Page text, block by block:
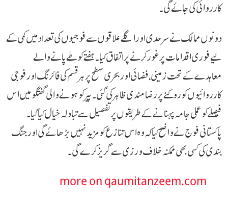
کارروائی کی جائے گی۔
دونوں ممالک نے سرحدی اور اگلے علاقوں سے فوجیوں کی تعداد میں کمی کے
لیے فوری اقدامات پر غور کرنے پر اتفاق کیا۔ ہفتے کو طے پانے والے
معاہدے کے تحت زمینی، فضائی اور بحری سطح پر ہر قسم کی فائرنگ اور فوجی
کارروائیوں کو روکنے پر رضامندی ظاہر کی گئی۔ پیر کو ہونے والی گفتگو میں اس
فیصلے کو عملی جامہ پہنانے کے طریقوں پر تفصیل سے تبادلہ خیال کیا گیا۔
پاکستانی فوج نے واضح کیا کہ وہ اس تنازع کو مزید نہیں بڑھائے گی اور جنگ
بندی کی کسی بھی ممکنہ خلاف ورزی سے گریز کرے گی۔
more on qaumitanzeem.com